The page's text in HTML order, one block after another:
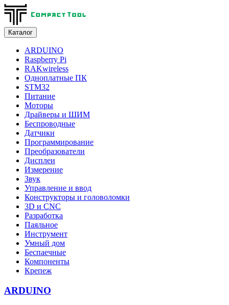
Каталог
ARDUINO
Raspberry Pi
RAKwireless
Одноплатные ПК
STM32
Питание
Моторы
Драйверы и ШИМ
Беспроводные
Датчики
Программирование
Преобразователи
Дисплеи
Измерение
Звук
Управление и ввод
Конструкторы и головоломки
3D и CNC
Разработка
Паяльное
Инструмент
Умный дом
Беспаечные
Компоненты
Крепеж
ARDUINO